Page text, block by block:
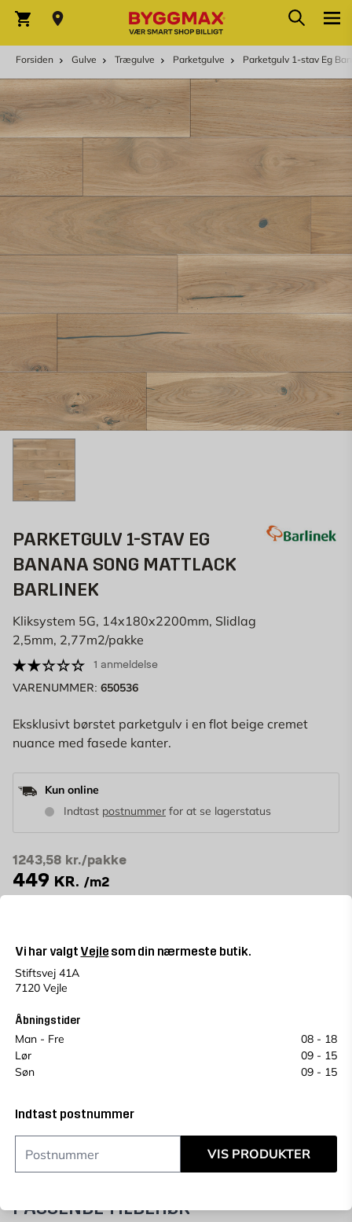
Vi har valgt Vejle som din nærmeste butik.
Stiftsvej 41A
7120 Vejle
Åbningstider
Man - Fre
08 - 18
Lør
09 - 15
Søn
09 - 15
Indtast postnummer
VIS PRODUKTER
Indkøbskurv Søg
Forsiden Gulve Trægulve Parketgulve Parketgulv 1-stav Eg
PARKETGULV 1-STAV EG
BANANA SONG MATTLACK
BARLINEK
Kliksystem 5G, 14x180x2200mm, Slidlag
2,5mm, 2,77m2/pakke
1 anmeldelse
VARENUMMER: 650536
Eksklusivt børstet parketgulv i en flot beige cremet
nuance med fasede kanter.
Kun online
Indtast postnummer for at se lagerstatus
1243,58 kr./pakke
449 KR. /m2
Antal
pakke
Betal for dit køb i rater
PASSENDE TILBEHØR